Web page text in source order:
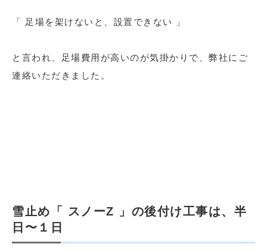
「 足場を架けないと、設置できない 」
と言われ、足場費用が高いのが気掛かりで、弊社にご
連絡いただきました。
雪止め「 スノーZ 」の後付け工事は、半
日〜１日